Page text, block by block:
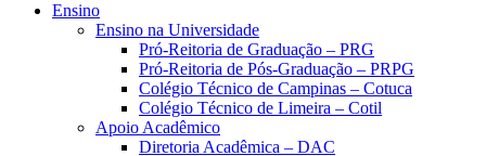
Ensino
Ensino na Universidade
Pró-Reitoria de Graduação – PRG
Pró-Reitoria de Pós-Graduação – PRPG
Colégio Técnico de Campinas – Cotuca
Colégio Técnico de Limeira – Cotil
Apoio Acadêmico
Diretoria Acadêmica – DAC